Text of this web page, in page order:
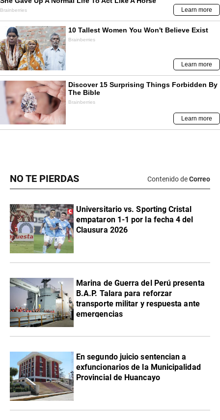
NO TE PIERDAS Contenido deCorreo
Universitario vs. Sporting Cristal
empataron 1-1 por la fecha 4 del
Clausura 2026
Marina de Guerra del Perú presenta
B.A.P. Talara para reforzar
transporte militar y respuesta ante
emergencias
En segundo juicio sentencian a
exfuncionarios de la Municipalidad
Provincial de Huancayo